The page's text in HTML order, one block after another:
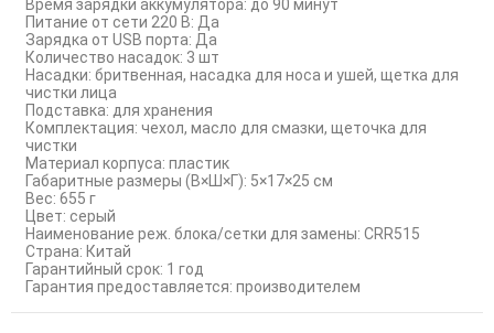
Время зарядки аккумулятора: до 90 минут
Питание от сети 220 В: Да
Зарядка от USB порта: Да
Количество насадок: 3 шт
Насадки: бритвенная, насадка для носа и ушей, щетка для
чистки лица
Подставка: для хранения
Комплектация: чехол, масло для смазки, щеточка для
чистки
Материал корпуса: пластик
Габаритные размеры (В×Ш×Г): 5×17×25 см
Вес: 655 г
Цвет: серый
Наименование реж. блока/сетки для замены: CRR515
Страна: Китай
Гарантийный срок: 1 год
Гарантия предоставляется: производителем